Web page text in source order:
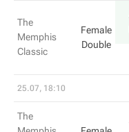
The
Memphis
Classic
Female
Double
25.07, 18:10
The